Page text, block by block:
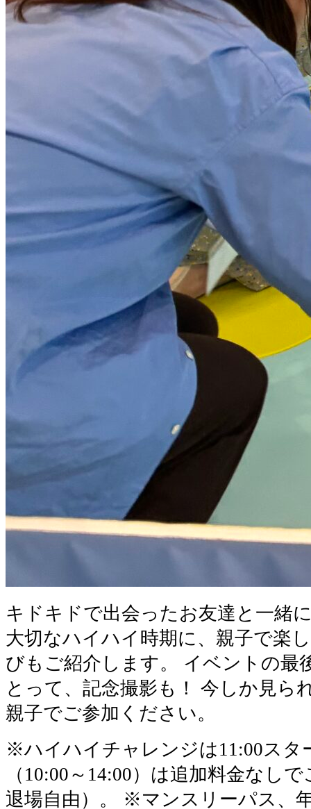
キドキドで出会ったお友達と一緒
大切なハイハイ時期に、親子で楽
びもご紹介します。 イベントの最
とって、記念撮影も！ 今しか見ら
親子でご参加ください。
※ハイハイチャレンジは11:00スタ
（10:00～14:00）は追加料金なし
退場自由）。 ※マンスリーパス、